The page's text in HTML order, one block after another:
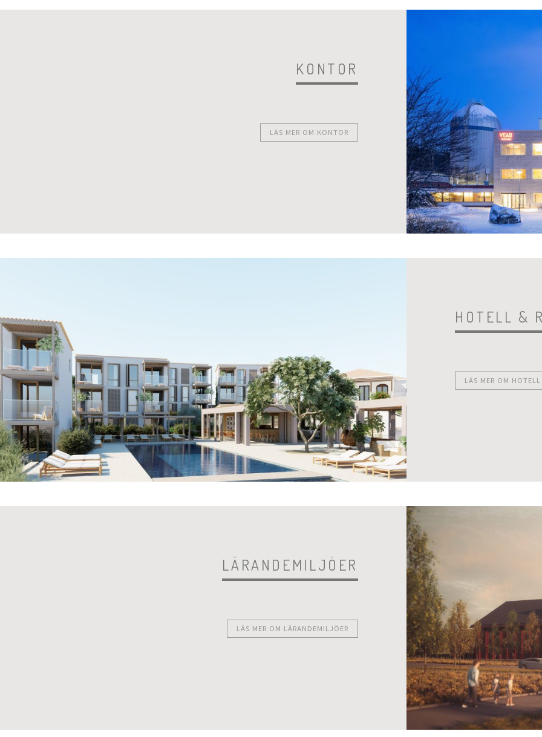
KONTOR
LÄS MER OM KONTOR
HOTELL &
LÄS MER OM
LÄRANDEMILJÖER
LÄS MER OM LÄRANDEMILJÖER